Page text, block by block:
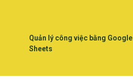
Quản lý công việc bằng Google
Sheets